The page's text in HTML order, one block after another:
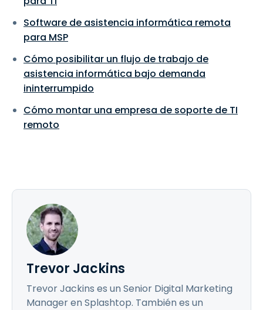
Software de asistencia informática remota
para MSP
Cómo posibilitar un flujo de trabajo de
asistencia informática bajo demanda
ininterrumpido
Cómo montar una empresa de soporte de TI
remoto
Trevor Jackins
Trevor Jackins es un Senior Digital Marketing
Manager en Splashtop. También es un